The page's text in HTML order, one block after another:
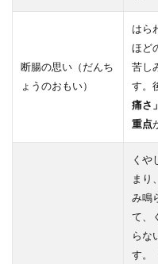
断腸の思い（だんち
ょうのおもい）
はら
ほど
苦し
す。
痛さ
重点
くや
まり
み鳴
て、
らな
す。